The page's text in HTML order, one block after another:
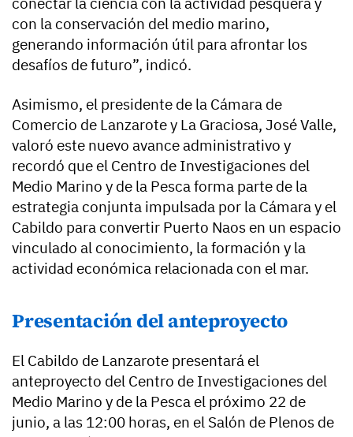
con la conservación del medio marino,
generando información útil para afrontar los
desafíos de futuro”, indicó.
Asimismo, el presidente de la Cámara de
Comercio de Lanzarote y La Graciosa, José Valle,
valoró este nuevo avance administrativo y
recordó que el Centro de Investigaciones del
Medio Marino y de la Pesca forma parte de la
estrategia conjunta impulsada por la Cámara y el
Cabildo para convertir Puerto Naos en un espacio
vinculado al conocimiento, la formación y la
actividad económica relacionada con el mar.
Presentación del anteproyecto
El Cabildo de Lanzarote presentará el
anteproyecto del Centro de Investigaciones del
Medio Marino y de la Pesca el próximo 22 de
junio, a las 12:00 horas, en el Salón de Plenos de